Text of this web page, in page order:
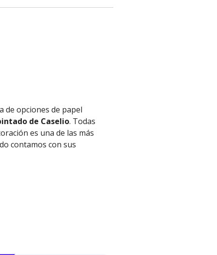
de opciones de papel
de Caselio. Todas
es una de las más
contamos con sus